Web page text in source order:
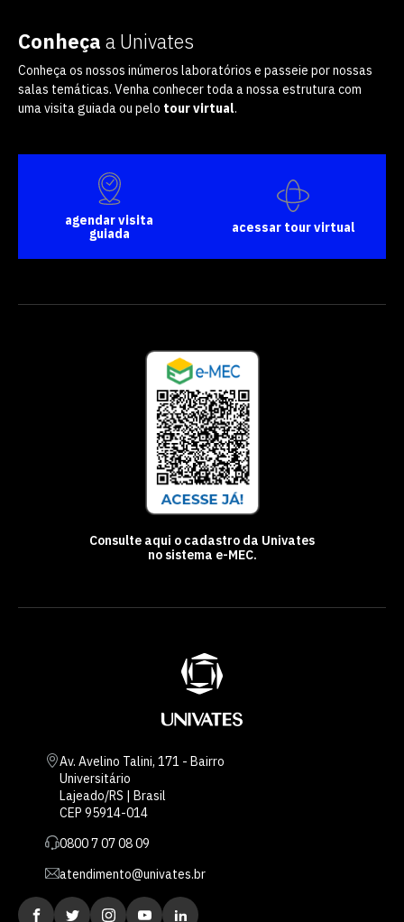
Conheça a Univates
Conheça os nossos inúmeros laboratórios e passeie por nossas
salas temáticas. Venha conhecer toda a nossa estrutura com
uma visita guiada ou pelo tour virtual.
agendar visita
guiada
acessar tour virtual
Consulte aqui o cadastro da Univates
no sistema e-MEC.
Av. Avelino Talini, 171 - Bairro
Universitário
Lajeado/RS | Brasil
CEP 95914-014
0800 7 07 08 09
atendimento@univates.br